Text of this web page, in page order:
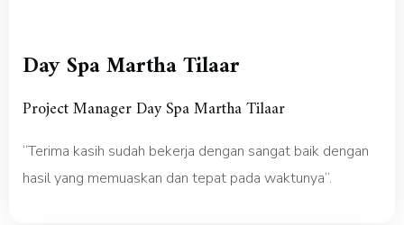
Day Spa Martha Tilaar
Project Manager Day Spa Martha Tilaar
“Terima kasih sudah bekerja dengan sangat baik dengan
hasil yang memuaskan dan tepat pada waktunya”.